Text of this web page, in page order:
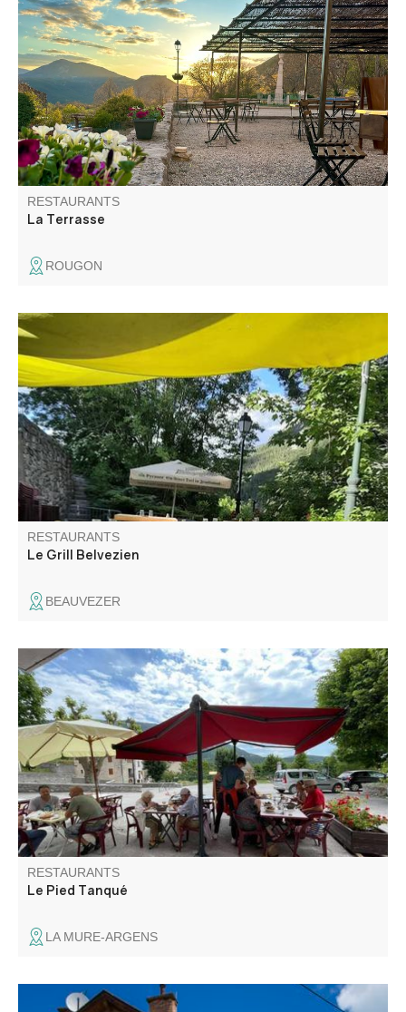
La Terrasse de Rougon Bar/Restaurant/ Epicerie dans un
petit village perché face au Point Sublime au cœur des
Gorges du Verdon. Cuisine traditionnelle et familiale.
RESTAURANTS
La Terrasse
ROUGON
Sur place ou à emporter: spécialités au feu de bois :
pizzas, grillades, fougasses et burger. Livraison à domicile
"le resto à la maison". Sur la place du village, profitez de
la terrasse aux beaux jours. Animations et soirées à
thème à la belle saison.
RESTAURANTS
Le Grill Belvezien
BEAUVEZER
Au cœur du village, retrouvez ce point multiservices : bar -
restaurant, vous proposant un service sur place ou à
emporter. Vous retrouvez également un point chaud avec
vente de baguettes, pains au chocolat, croissants mais
aussi des glaces.
RESTAURANTS
Le Pied Tanqué
LA MURE-ARGENS